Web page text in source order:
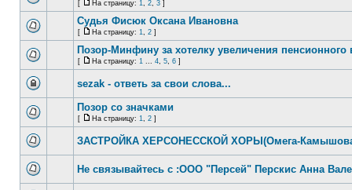
[ На страницу: 1, 2, 3 ]
Судья Фисюк Оксана Ивановна
[ На страницу: 1, 2 ]
Позор-Минфину за хотелку увеличения пенсионного
[ На страницу: 1 ... 4, 5, 6 ]
sezak - ответь за свои слова...
Позор со значками
[ На страницу: 1, 2 ]
ЗАСТРОЙКА ХЕРСОНЕССКОЙ ХОРЫ(Омега-
Не связывайтесь с :ООО "Персей" Перскис Анна